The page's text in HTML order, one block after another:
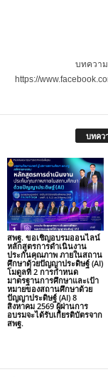
บทควา
https://
บทคว
สพฐ. ขอเชิญอบรมออนไลน์
หลักสูตรการดำเนินงาน
ประกันคุณภาพ ภายในสถาน
ศึกษาด้วยปัญญาประดิษฐ์ (AI)
โมดูลที่ 2 การกำหนด
มาตรฐานการศึกษาและเป้า
หมายของสถานศึกษาด้วย
ปัญญาประดิษฐ์ (AI) 8
สิงหาคม 2569 ผู้ผ่านการ
อบรมจะได้รับเกียรติบัตรจาก
สพฐ.